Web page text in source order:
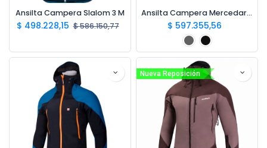
Ansilta Campera Slalom 3 M
$ 498.228,15 $586.150,77
Ansilta Campera Mercedario 4 M
$ 597.355,56
Nueva Reposición